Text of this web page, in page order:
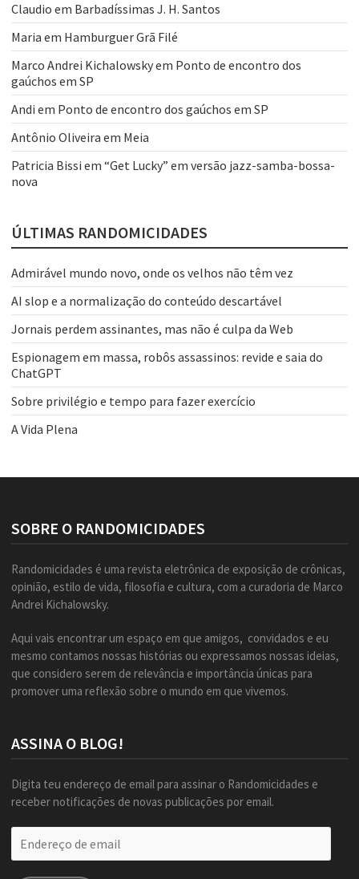
Claudio em Barbadíssimas J. H. Santos
Maria em Hamburguer Grã Filé
Marco Andrei Kichalowskyem Ponto de encontro dos
gaúchos em SP
Andi em Ponto de encontro dos gaúchos em SP
Antônio Oliveira em Meia
Patricia Bissi em “Get Lucky” em versão jazz-samba-bossa-
nova
ÚLTIMAS RANDOMICIDADES
Admirável mundo novo, onde os velhos não têm vez
AI slop e a normalização do conteúdo descartável
Jornais perdem assinantes, mas não é culpa da Web
Espionagem em massa, robôs assassinos: revide e saia do
ChatGPT
Sobre privilégio e tempo para fazer exercício
A Vida Plena
SOBRE O RANDOMICIDADES
Randomicidades é uma revista eletrônica de exposição de crônicas,
opinião, estilo de vida, filosofia e cultura, com a curadoria de Marco
Andrei Kichalowsky.
Aqui vais encontrar um espaço em que amigos, convidados e eu
mesmo contamos nossas histórias ou expressamos nossas ideias,
que considero serem de relevância e importância únicas para
promover uma reflexão sobre o mundo em que vivemos.
ASSINA O BLOG!
Digita teu endereço de email para assinar o Randomicidades e
receber notificações de novas publicações por email.
de